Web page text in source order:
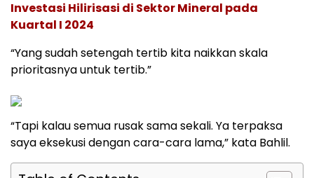
Investasi Hilirisasi di Sektor Mineral pada
Kuartal I 2024
“Yang sudah setengah tertib kita naikkan skala
prioritasnya untuk tertib.”
“Tapi kalau semua rusak sama sekali. Ya terpaksa
saya eksekusi dengan cara-cara lama,” kata Bahlil.